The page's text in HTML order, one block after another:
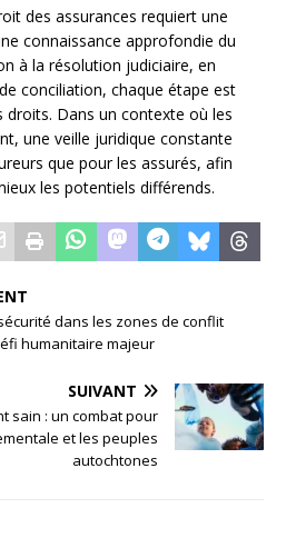
des assurances requiert une
connaissance approfondie du
à la résolution judiciaire, en
conciliation, chaque étape est
droits. Dans un contexte où les
une veille juridique constante
que pour les assurés, afin
les potentiels différends.
dans les zones de conflit
humanitaire majeur
SUIVANT
sain : un combat pour
et les peuples
autochtones